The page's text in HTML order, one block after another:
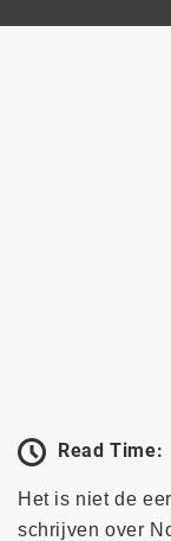
Read Time:
Het is niet de
schrijven over